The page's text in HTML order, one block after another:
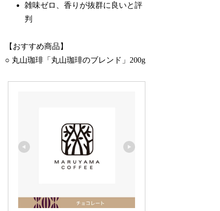
雑味ゼロ、香りが抜群に良いと評
判
【おすすめ商品】
○ 丸山珈琲「丸山珈琲のブレンド」200g